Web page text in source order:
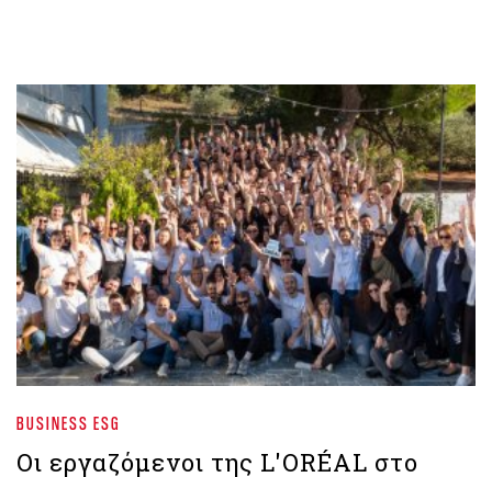
BUSINESS ESG
Οι εργαζόμενοι της L'ORÉAL στο